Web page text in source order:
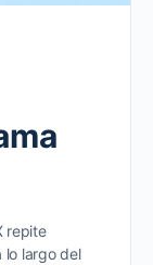
repite
lo largo del